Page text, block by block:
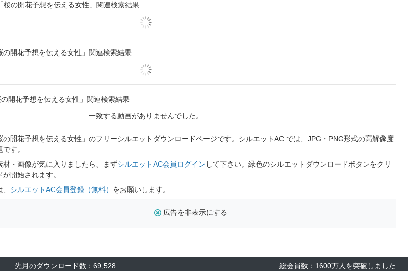
桜の開花予想を伝える女性」関連検索結果
の開花予想を伝える女性」関連検索結果
開花予想を伝える女性」関連検索結果
一致する動画がありませんでした。
開花予想を伝える女性」のフリーシルエットダウンロードページです。シルエットAC では、JPG・PNG形式の高解像度
す。
・画像が気に入りましたら、まずシルエットAC会員ログイン して下さい。緑色のシルエットダウンロードボタンをクリ
開始されます。
シルエットAC会員登録（無料） をお願いします。
広告を非表示にする
先月のダウンロード数：69,528 総会員数：1600万人を突破しました